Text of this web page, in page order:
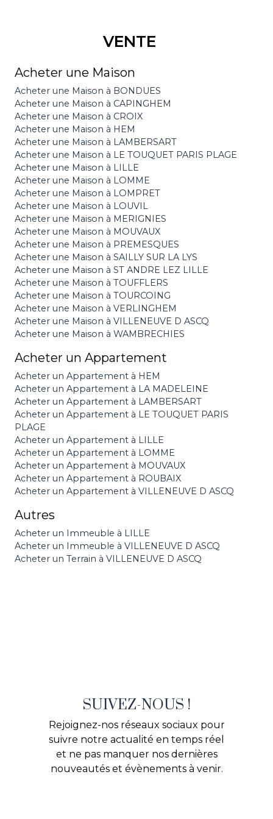
VENTE
Acheter une Maison
Acheter une Maison à BONDUES
Acheter une Maison à CAPINGHEM
Acheter une Maison à CROIX
Acheter une Maison à HEM
Acheter une Maison à LAMBERSART
Acheter une Maison à LE TOUQUET PARIS PLAGE
Acheter une Maison à LILLE
Acheter une Maison à LOMME
Acheter une Maison à LOMPRET
Acheter une Maison à LOUVIL
Acheter une Maison à MERIGNIES
Acheter une Maison à MOUVAUX
Acheter une Maison à PREMESQUES
Acheter une Maison à SAILLY SUR LA LYS
Acheter une Maison à ST ANDRE LEZ LILLE
Acheter une Maison à TOUFFLERS
Acheter une Maison à TOURCOING
Acheter une Maison à VERLINGHEM
Acheter une Maison à VILLENEUVE D ASCQ
Acheter une Maison à WAMBRECHIES
Acheter un Appartement
Acheter un Appartement à HEM
Acheter un Appartement à LA MADELEINE
Acheter un Appartement à LAMBERSART
Acheter un Appartement à LE TOUQUET PARIS
PLAGE
Acheter un Appartement à LILLE
Acheter un Appartement à LOMME
Acheter un Appartement à MOUVAUX
Acheter un Appartement à ROUBAIX
Acheter un Appartement à VILLENEUVE D ASCQ
Autres
Acheter un Immeuble à LILLE
Acheter un Immeuble à VILLENEUVE D ASCQ
Acheter un Terrain à VILLENEUVE D ASCQ
SUIVEZ-NOUS !
Rejoignez-nos réseaux sociaux pour
suivre notre actualité en temps réel
et ne pas manquer nos dernières
nouveautés et évènements à venir.